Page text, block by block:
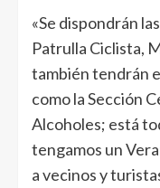
«Se dispondrán
Patrulla Ciclista,
también tendrán
como la Sección
Alcoholes; está
tengamos un
a vecinos y